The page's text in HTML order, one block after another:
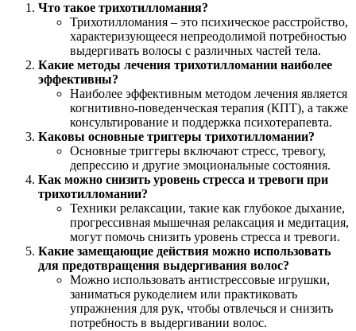
Что такое трихотилломания?
Трихотилломания – это психическое расстройство,
характеризующееся непреодолимой потребностью
выдергивать волосы с различных частей тела.
Какие методы лечения трихотилломании наиболее
эффективны?
Наиболее эффективным методом лечения является
когнитивно-поведенческая терапия (КПТ), а также
консультирование и поддержка психотерапевта.
Каковы основные триггеры трихотилломании?
Основные триггеры включают стресс, тревогу,
депрессию и другие эмоциональные состояния.
Как можно снизить уровень стресса и тревоги при
трихотилломании?
Техники релаксации, такие как глубокое дыхание,
прогрессивная мышечная релаксация и медитация,
могут помочь снизить уровень стресса и тревоги.
Какие замещающие действия можно использовать
для предотвращения выдергивания волос?
Можно использовать антистрессовые игрушки,
заниматься рукоделием или практиковать
упражнения для рук, чтобы отвлечься и снизить
потребность в выдергивании волос.